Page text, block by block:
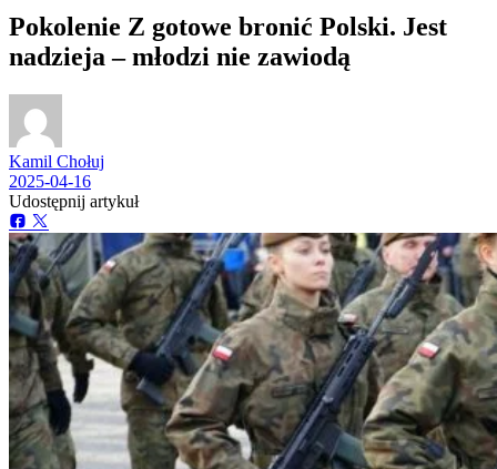
Pokolenie Z gotowe bronić Polski. Jest
nadzieja – młodzi nie zawiodą
Kamil Chołuj
2025-04-16
Udostępnij artykuł